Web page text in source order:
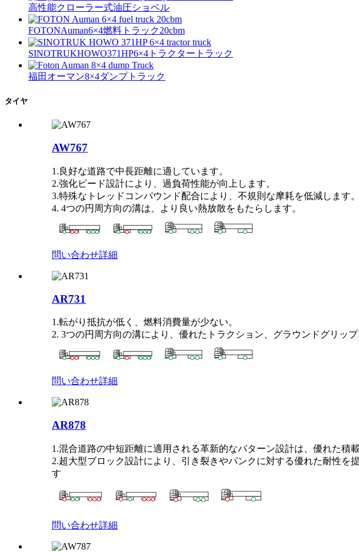
高性能クローラー式油圧ショベル
FOTONAuman6×4燃料トラック20cbm
SINOTRUKHOWO371HP6×4トラクタートラック
福田オーマン8×4ダンプトラック
タイヤ
AW767
1.良好な道路で中長距離に適しています。
2.強化ビード設計により、過負荷性能が向上します。
3.特殊なトレッドコンパウンド配合により、不規則な摩耗を低減します。
4. 4つの円周方向の溝は、より良い熱放散をもたらします。
問い合わせ詳細
AR731
1.転がり抵抗が低く、燃料消費量が少ない。
2. 3つの円周方向の溝により、優れたトラクション、グラウンドグリッ
問い合わせ詳細
AR878
1.混合道路の中短距離に適用される革新的なパターン設計は、優れた積
2.超大型ブロック設計により、引き裂きやパンクに対する優れた耐性
す
問い合わせ詳細